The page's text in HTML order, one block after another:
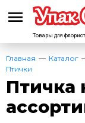
Товары для
Главная Каталог
Птички
Птичка